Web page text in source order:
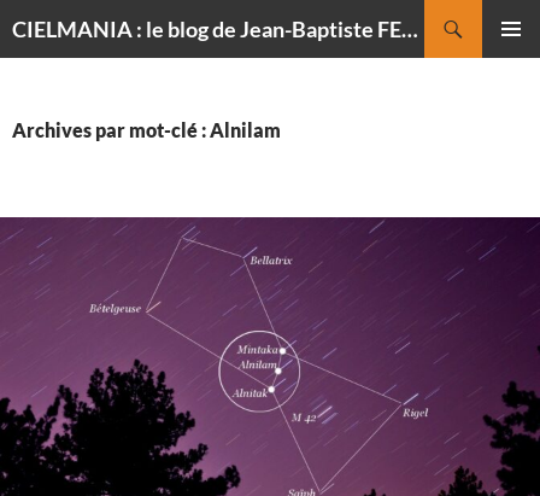
CIELMANIA : le blog de Jean-Baptiste FELDMANN, photographe du ciel
Archives par mot-clé : Alnilam